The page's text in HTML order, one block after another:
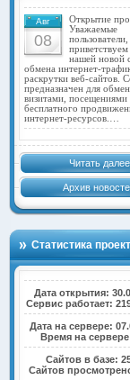
Авг
08
Открытие
Уважаемые
пользователи,
приветствуем
нашей новой
обмена интернет-
раскрутки веб-сайтов.
предназначен для
визитами, посещениями
бесплатного
интернет-ресурсов.…
Читать далее
Архив
Статистика
Дата открытия:
Сервис работает:
Дата на сервере:
Время на
Сайтов в базе:
Сайтов